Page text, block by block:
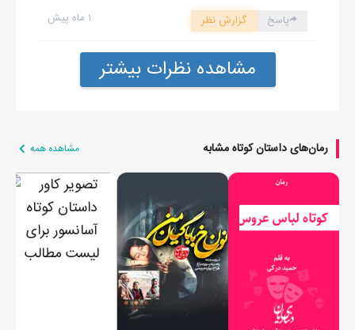
۱ ماه پیش پاسخ گزارش نظر
مشاهده نظرات بیشتر
رمان‌های داستان کوتاه مشابه مشاهده همه